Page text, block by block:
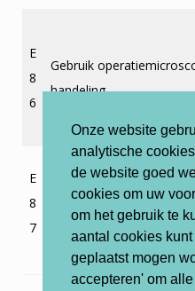
Onze website
analytische
de website goed
cookies om uw
om het gebruik te
aantal cookies
geplaatst mogen
accepteren' om
E
8
6
Gebruik
handeling
E
8
7
Gebruiksklaar maken
ortelkanaalbehandeling